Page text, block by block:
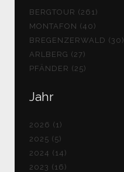
BERGTOUR (261)
MONTAFON (40)
BREGENZERWALD (30)
ARLBERG (27)
PFÄNDER (25)
Jahr
2026 (1)
2025 (5)
2024 (14)
2023 (16)